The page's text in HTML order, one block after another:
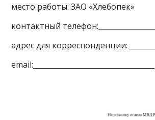
место работы: ЗАО «Хлебопек»
контактный
адрес для корреспонденции:
email:__________________________________